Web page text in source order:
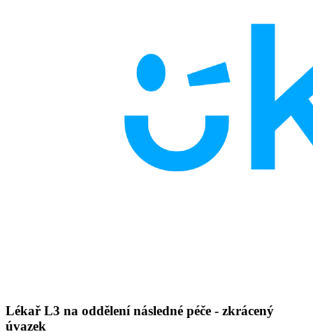
Lékař L3 na oddělení následné péče - zkrácený
úvazek